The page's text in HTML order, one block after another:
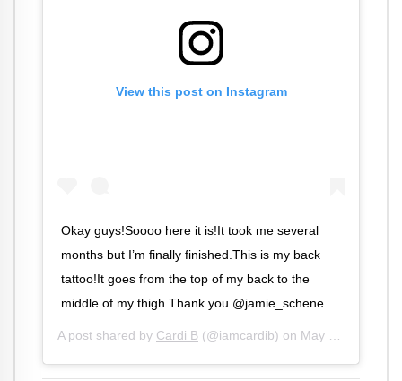
View this post on Instagram
Okay guys!Soooo here it is!It took me several
months but I’m finally finished.This is my back
tattoo!It goes from the top of my back to the
middle of my thigh.Thank you @jamie_schene
A post shared by Cardi B (@iamcardib) on May 22, 2020 at 12:51pm PDT